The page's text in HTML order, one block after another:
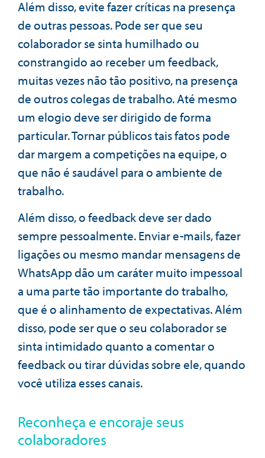
Além disso, evite fazer críticas na presença
de outras pessoas. Pode ser que seu
colaborador se sinta humilhado ou
constrangido ao receber um feedback,
muitas vezes não tão positivo, na presença
de outros colegas de trabalho. Até mesmo
um elogio deve ser dirigido de forma
particular. Tornar públicos tais fatos pode
dar margem a competições na equipe, o
que não é saudável para o ambiente de
trabalho.
Além disso, o feedback deve ser dado
sempre pessoalmente. Enviar e-mails, fazer
ligações ou mesmo mandar mensagens de
WhatsApp dão um caráter muito impessoal
a uma parte tão importante do trabalho,
que é o alinhamento de expectativas. Além
disso, pode ser que o seu colaborador se
sinta intimidado quanto a comentar o
feedback ou tirar dúvidas sobre ele, quando
você utiliza esses canais.
Reconheça e encoraje seus
colaboradores